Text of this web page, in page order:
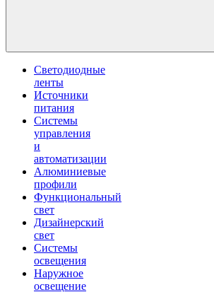
Светодиодные
ленты
Источники
питания
Системы
управления
и
автоматизации
Алюминиевые
профили
Функциональный
свет
Дизайнерский
свет
Системы
освещения
Наружное
освещение